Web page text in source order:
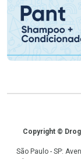
CopyrightCopyright ©
São Paulo - SP: